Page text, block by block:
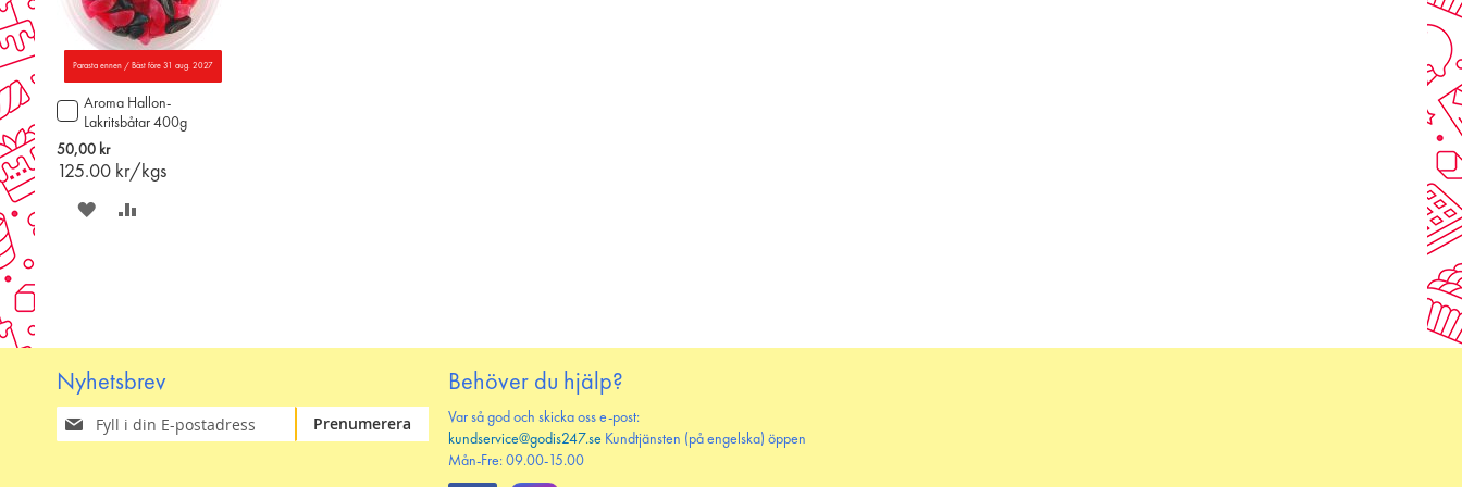
Parasta ennen / Bäst före 31 aug. 2027
Aroma Hallon-
Lakritsbåtar 400g
50,00 kr
125.00 kr/kgs
Lägg
till
i
varukorgen
SPARA
Nyhetsbrev
Prenumerera
på
Prenumerera
Behöver du hjälp?
Var så god och skicka oss e-post:
kundservice@godis247.se Kundtjänsten (på engelska) öppen
Mån-Fre: 09.00-15.00